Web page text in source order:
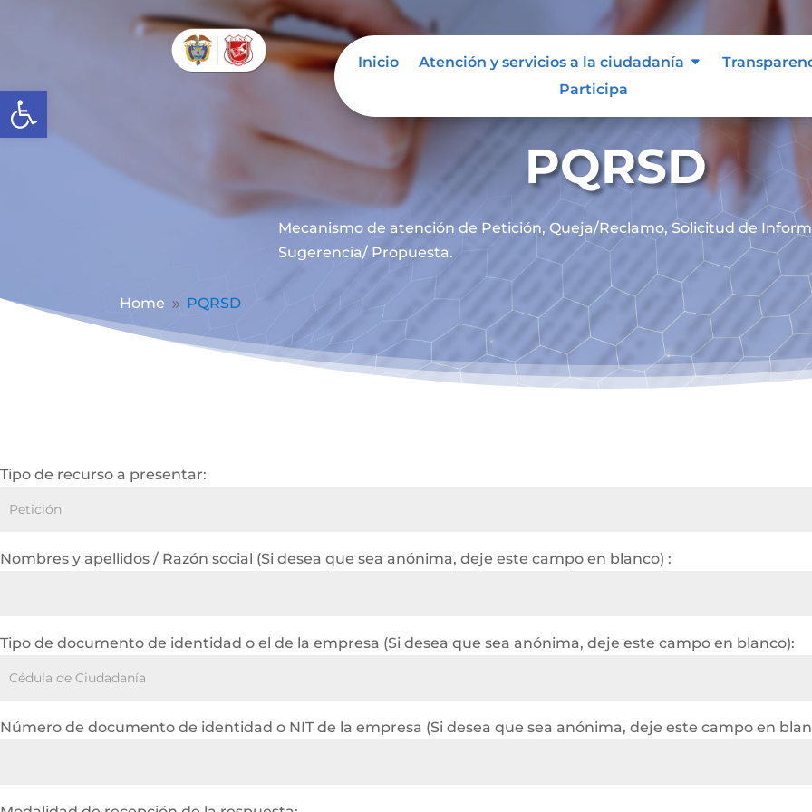
Abrir barra de herramientas
Inicio Atención y servicios a la ciudadanía
Participa
PQRSD
Mecanismo de atención de Petición, Queja/Reclamo, Solicitud de
Sugerencia/ Propuesta.
Home 9 PQRSD
Tipo de recurso a presentar:
Nombres y apellidos / Razón social (Si desea que sea anónima, deje este campo en blanco) :
Tipo de documento de identidad o el de la empresa (Si desea que sea anónima, deje este campo en blanco):
Número de documento de identidad o NIT de la empresa (Si desea que sea anónima, deje este campo en